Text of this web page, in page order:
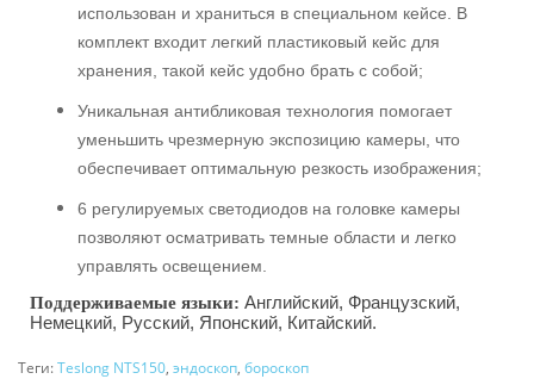
использован и храниться в специальном кейсе. В
комплект входит легкий пластиковый кейс для
хранения, такой кейс удобно брать с собой;
Уникальная антибликовая технология помогает
уменьшить чрезмерную экспозицию камеры, что
обеспечивает оптимальную резкость изображения;
6 регулируемых светодиодов на головке камеры
позволяют осматривать темные области и легко
управлять освещением.
Поддерживаемые языки: Английский, Французский,
Немецкий, Русский, Японский, Китайский.
Теги:Teslong NTS150, эндоскоп, бороскоп